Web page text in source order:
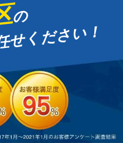
の
せください！